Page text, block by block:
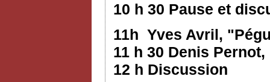
10 h 30 Pause et
11h Yves Avril,
11 h 30 Denis
12 h Discussion